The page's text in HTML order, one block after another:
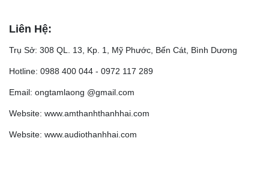
Liên Hệ:
Trụ Sở: 308 QL. 13, Kp. 1, Mỹ Phước, Bến Cát, Bình Dương
Hotline: 0988 400 044 - 0972 117 289
Email: ongtamlaong @gmail.com
Website: www.amthanhthanhhai.com
Website: www.audiothanhhai.com